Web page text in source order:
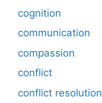
cognition
communication
compassion
conflict
conflict resolution